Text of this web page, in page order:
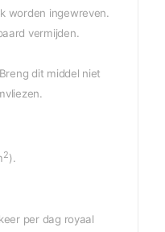
worden ingewreven.
vermijden.
dit middel niet
2).
per dag royaal